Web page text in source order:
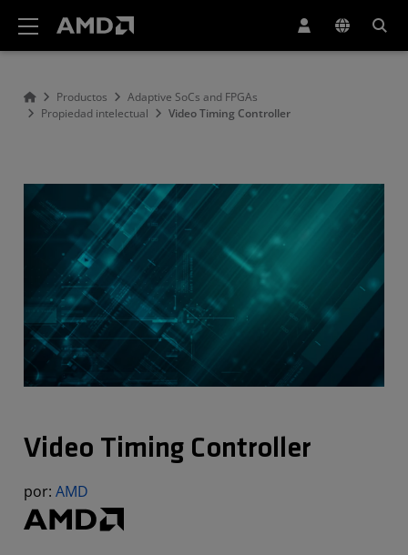
Productos
Adaptive SoCs and FPGAs
Propiedad intelectual
Video Timing Controller
Video Timing Controller
por: AMD